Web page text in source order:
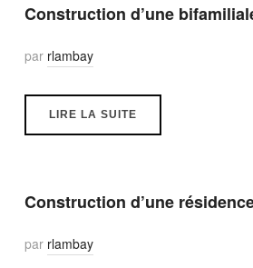
Construction d’une
par rlambay
LIRE LA SUITE
Construction d’une
par rlambay